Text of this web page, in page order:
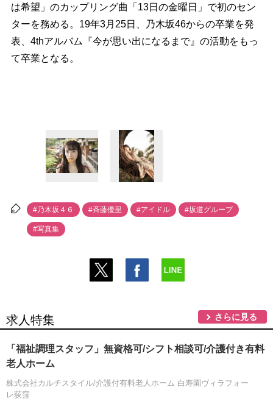
は希望」のカップリング曲「13日の金曜日」で初のセン
ターを務める。19年3月25日、乃木坂46からの卒業を発
表、4thアルバム『今が思い出になるまで』の活動をもっ
て卒業となる。
#乃木坂４６ #斉藤優里 #アイドル #坂道グループ
#写真集
求人特集 さらに見る
「福祉調理スタッフ」無資格可/シフト相談可/介護付き有料
老人ホーム
株式会社カルチスタイル/介護付有料老人ホーム 白寿園ヴィラフォー
レ荻窪